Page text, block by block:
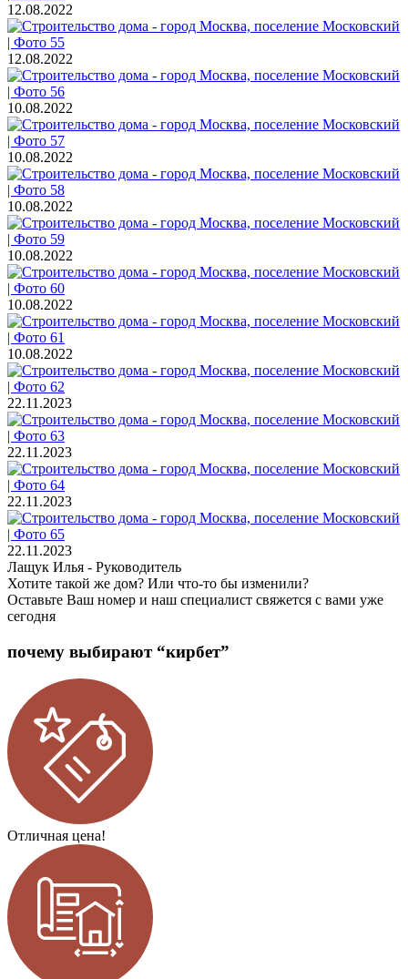
12.08.2022
12.08.2022
10.08.2022
10.08.2022
10.08.2022
10.08.2022
10.08.2022
10.08.2022
22.11.2023
22.11.2023
22.11.2023
22.11.2023
Лащук Илья - Руководитель
Хотите такой же дом? Или что-то бы изменили?
Оставьте Ваш номер и наш специалист свяжется с вами уже
сегодня
почему выбирают “кирбет”
Отличная цена!